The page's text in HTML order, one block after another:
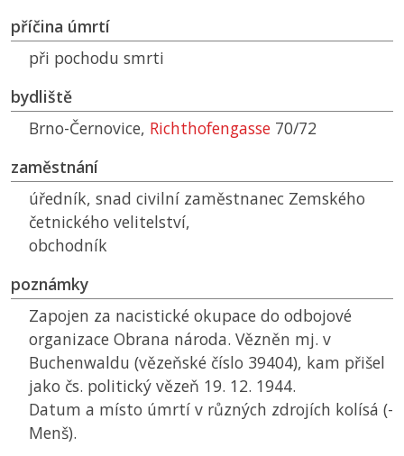
příčina úmrtí
při pochodu smrti
bydliště
Brno-Černovice, Richthofengasse 70/72
zaměstnání
úředník, snad civilní zaměstnanec Zemského
četnického velitelství,
obchodník
poznámky
Zapojen za nacistické okupace do odbojové
organizace Obrana národa. Vězněn mj. v
Buchenwaldu (vězeňské číslo 39404), kam přišel
jako čs. politický vězeň 19. 12. 1944.
Datum a místo úmrtí v různých zdrojích kolísá (-
Menš).